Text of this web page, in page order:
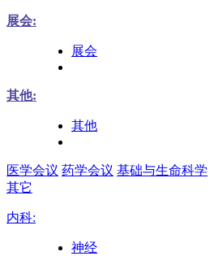
展会:
展会
其他:
其他
医学会议 药学会议 基础与生命科学
其它
内科:
神经